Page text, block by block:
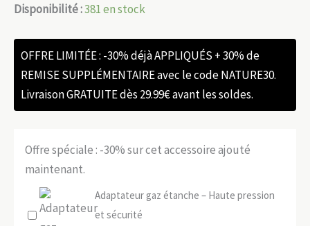
Disponibilité :381 en stock
OFFRE LIMITÉE : -30% déjà APPLIQUÉS + 30% de
REMISE SUPPLÉMENTAIRE avec le code NATURE30.
Livraison GRATUITE dès 29.99€ avant les soldes.
Offre spéciale : -30% sur cet accessoire ajouté
maintenant.
Adaptateur gaz étanche – Haute pression
et sécurité